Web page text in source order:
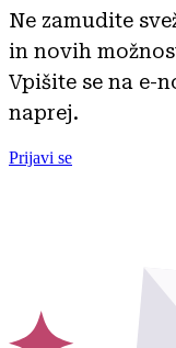
Ne zamudite
in novih
Vpišite se na e-
naprej.
Prijavi se